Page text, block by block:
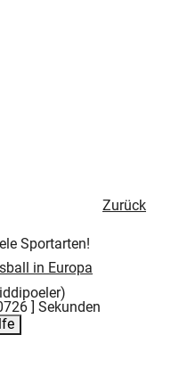
Zurück
Sportarten!
in Europa
] Sekunden